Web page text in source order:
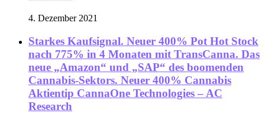
4. Dezember 2021
Starkes Kaufsignal. Neuer 400% Pot Hot Stock
nach 775% in 4 Monaten mit TransCanna. Das
neue „Amazon“ und „SAP“ des boomenden
Cannabis-Sektors. Neuer 400% Cannabis
Aktientip CannaOne Technologies – AC
Research